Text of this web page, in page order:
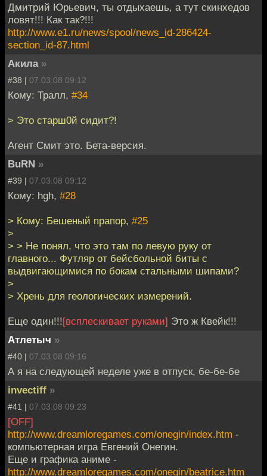
Дмитрий Юрьевич, ты отдыхаешь, а тут скинхедов
ловят!!! Как так?!!!
http://www.e1.ru/news/spool/news_id-286424-
section_id-87.html
Акила »
#38 | 07.03.08 09:12
Кому: Тралл, #34
> Это старш0й сидит?!
Агент Смит это. Бета-версия.
BuRN »
#39 | 07.03.08 09:12
Кому: hgh, #28
> Кому: Бешеный прапор, #25
>
> > Не понял, что это там по левую руку от
главного... Футляр от бейсбольной биты с
выдвигающимися по бокам стальными шипами?
>
> Хрень для геологических измерений.
Еще один!!![всплескивает руками] Это ж Квейк!!!
Атлетыч »
#40 | 07.03.08 09:16
А я на следующей неделе уже в отпуск, бе-бе-бе
invectiff »
#41 | 07.03.08 09:23
[OFF]
http://www.dreamloregames.com/onegin/index.htm -
компьютерная игра Евгений Онегин.
Еще и графика аниме -
http://www.dreamloregames.com/onegin/beatrice.htm